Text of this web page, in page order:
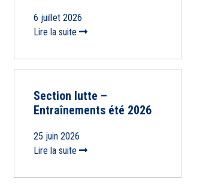
6 juillet 2026
Lire la suite
Section lutte –
Entraînements été 2026
25 juin 2026
Lire la suite